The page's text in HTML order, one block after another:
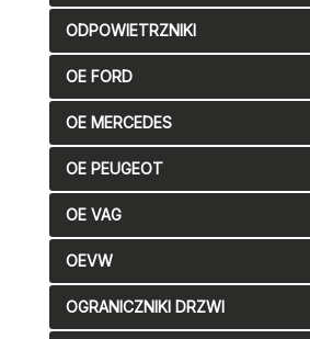
ODPOWIETRZNIKI
OE FORD
OE MERCEDES
OE PEUGEOT
OE VAG
OEVW
OGRANICZNIKI DRZWI